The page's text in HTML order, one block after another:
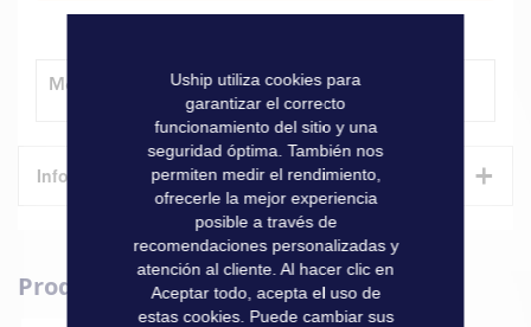
Método de entrega
Informaciones técnicas +
Características
Informaciones
Trudesign
Produits complémentaires
Uship utiliza cookies para
garantizar el correcto
funcionamiento del sitio y una
seguridad óptima. También nos
permiten medir el rendimiento,
ofrecerle la mejor experiencia
posible a través de
recomendaciones personalizadas y
atención al cliente. Al hacer clic en
Aceptar todo, acepta el uso de
estas cookies. Puede cambiar sus